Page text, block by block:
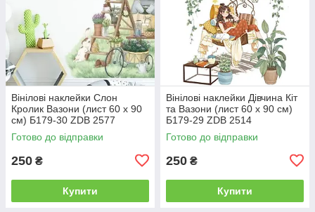
Вінілові наклейки Слон
Кролик Вазони (лист 60 х 90
см) Б179-30 ZDB 2577
Готово до відправки
250 ₴
Купити
Вінілові наклейки Дівчина Кіт
та Вазони (лист 60 х 90 см)
Б179-29 ZDB 2514
Готово до відправки
250 ₴
Купити